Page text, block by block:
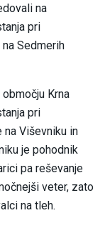
na
pri
Sedmerih
Krna
pri
Viševniku in
je pohodnik
pa reševanje
veter, zato
na tleh.